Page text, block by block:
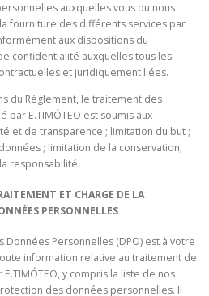
auxquelles vous ou nous
fourniture des différents services par
aux dispositions du
confidentialité auxquelles tous les
et juridiquement liées.
du Règlement, le traitement des
E.TIMÓTEO est soumis aux
et de transparence ; limitation du but ;
; limitation de la conservation;
responsabilité.
ET CHARGE DE LA
PERSONNELLES
Données Personnelles (DPO) est à votre
information relative au traitement de
y compris la liste de nos
des données personnelles. Il